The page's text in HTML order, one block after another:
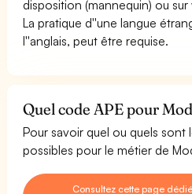
disposition (mannequin) ou
La pratique d''une langue
l''anglais, peut être requise.
Quel code APE pour
Pour savoir quel ou quels sont
possibles pour le métier de
Consultez cette page